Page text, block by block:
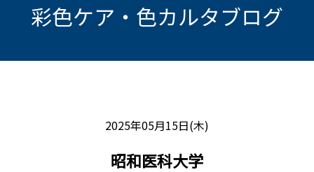
彩色ケア・色カルタブログ
2025年05月15日(木)
昭和医科大学